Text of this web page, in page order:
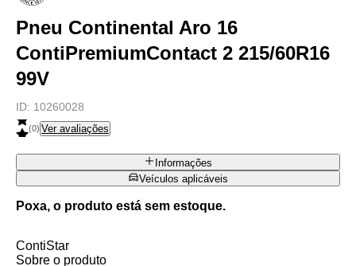
Pneu Continental Aro 16
ContiPremiumContact 2 215/60R16
99V
ID: 10260028
(0) Ver avaliações
Informações
Veículos aplicáveis
Poxa, o produto está sem estoque.
ContiStar
Sobre o produto